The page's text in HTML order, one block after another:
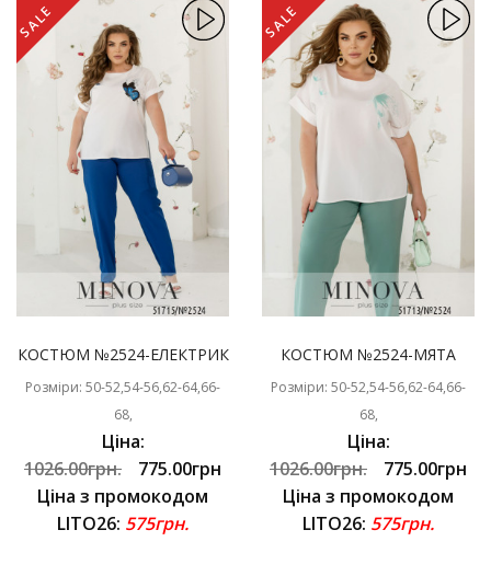
SALE
КОСТЮМ №2524-ЕЛЕКТРИК
Розміри: 50-52,54-56,62-64,66-
68,
Ціна:
1026.00грн.
775.00грн
Ціна з промокодом
LITO26: 575грн.
SALE
КОСТЮМ №2524-МЯТА
Розміри: 50-52,54-56,62-64,66-
68,
Ціна:
1026.00грн.
775.00грн
Ціна з промокодом
LITO26: 575грн.